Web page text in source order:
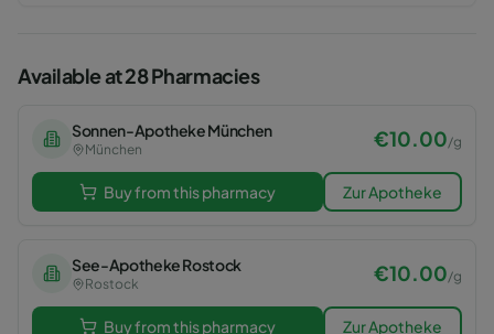
Available at 28 Pharmacies
Sonnen-Apotheke München
München €10.00/g
Buy from this pharmacy Zur Apotheke
See-Apotheke Rostock
Rostock €10.00/g
Buy from this pharmacy Zur Apotheke